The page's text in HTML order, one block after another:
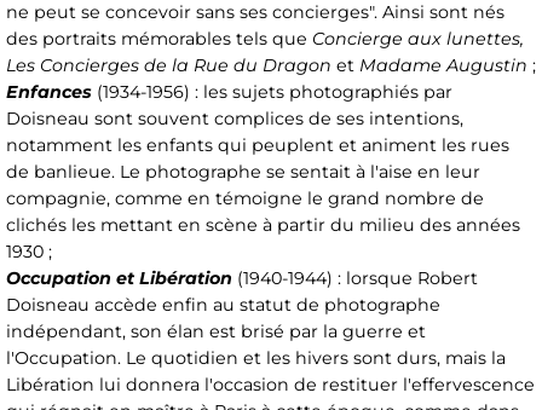
ne peut se concevoir sans ses concierges". Ainsi sont nés
des portraits mémorables tels que Concierge aux lunettes,
Les Concierges de la Rue du Dragon et Madame Augustin ;
Enfances (1934-1956) : les sujets photographiés par
Doisneau sont souvent complices de ses intentions,
notamment les enfants qui peuplent et animent les rues
de banlieue. Le photographe se sentait à l'aise en leur
compagnie, comme en témoigne le grand nombre de
clichés les mettant en scène à partir du milieu des années
1930 ;
Occupation et Libération (1940-1944) : lorsque Robert
Doisneau accède enfin au statut de photographe
indépendant, son élan est brisé par la guerre et
l'Occupation. Le quotidien et les hivers sont durs, mais la
Libération lui donnera l'occasion de restituer l'effervescence